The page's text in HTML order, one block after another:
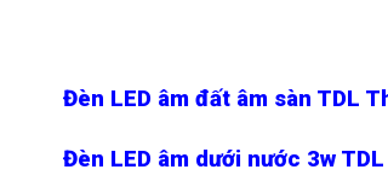
Đèn LED âm đất âm sàn TDL
Đèn LED âm dưới nước 3w